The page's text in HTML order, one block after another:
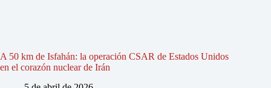
A 50 km de Isfahán: la operación CSAR de Estados Unidos
en el corazón nuclear de Irán